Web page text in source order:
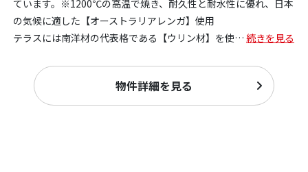
ています。※1200℃の高温で焼き、耐久性と耐水性に優れ、日本
の気候に適した【オーストラリアレンガ】使用
テラスには南洋材の代表格である【ウリン材】を使… 続きを見る
物件詳細を見る